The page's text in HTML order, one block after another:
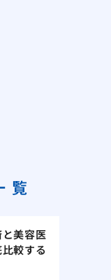
覧
美容医
較する